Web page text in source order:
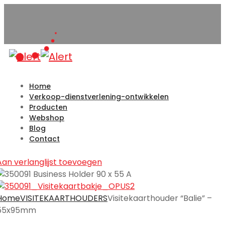
Home
Verkoop-dienstverlening-ontwikkelen
Producten
Webshop
Blog
Contact
verlanglijst toevoegen
VISITEKAARTHOUDERSVisitekaarthouder “Balie” –